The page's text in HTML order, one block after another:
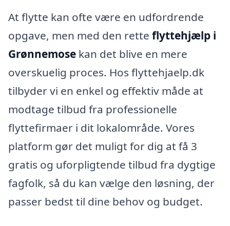
At flytte kan ofte være en udfordrende
opgave, men med den rette flyttehjælp i
Grønnemose kan det blive en mere
overskuelig proces. Hos flyttehjaelp.dk
tilbyder vi en enkel og effektiv måde at
modtage tilbud fra professionelle
flyttefirmaer i dit lokalområde. Vores
platform gør det muligt for dig at få 3
gratis og uforpligtende tilbud fra dygtige
fagfolk, så du kan vælge den løsning, der
passer bedst til dine behov og budget.